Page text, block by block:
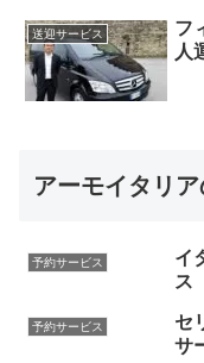
送迎サービス
フ
人
アーモイタリ
予約サービス
イ
ス
予約サービス
セ
サ